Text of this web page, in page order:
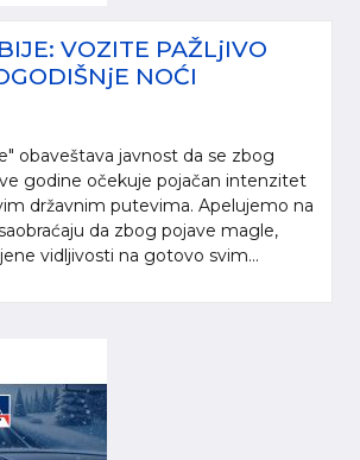
VOZITE PAŽLjIVO
NOĆI
obaveštava javnost da se zbog
godine očekuje pojačan intenzitet
državnim putevima. Apelujemo na
da zbog pojave magle,
vidljivosti na gotovo svim...